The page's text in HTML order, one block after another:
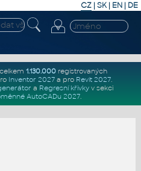
CZ | SK| EN | DE
1.130.000registrovaných
Inventor 2027a pro Revit 2027.
a Regresní křivkyv sekci
AutoCADu 2027.